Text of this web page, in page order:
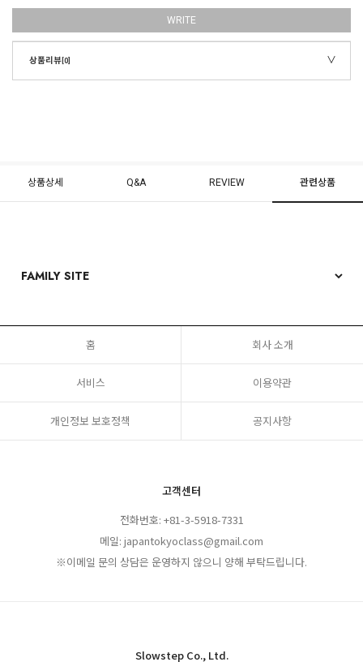
WRITE
상품리뷰[0]
상품상세 Q&A REVIEW 관련상품
홈 회사 소개
서비스 이용약관
개인정보 보호정책 공지사항
고객센터
전화번호: +81-3-5918-7331
메일: japantokyoclass@gmail.com
※이메일 문의 상담은 운영하지 않으니 양해 부탁드립니다.
Slowstep Co., Ltd.